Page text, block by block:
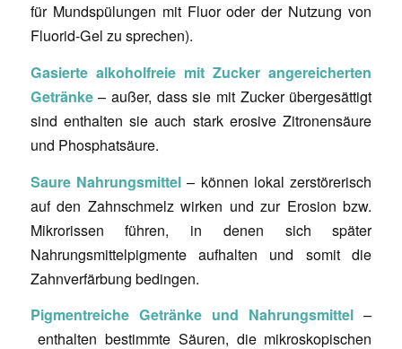
für Mundspülungen mit Fluor oder der Nutzung von
Fluorid-Gel zu sprechen).
Gasierte alkoholfreie mit Zucker angereicherten
Getränke– außer, dass sie mit Zucker übergesättigt
sind enthalten sie auch stark erosive Zitronensäure
und Phosphatsäure.
Saure Nahrungsmittel– können lokal zerstörerisch
auf den Zahnschmelz wirken und zur Erosion bzw.
Mikrorissen führen, in denen sich später
Nahrungsmittelpigmente aufhalten und somit die
Zahnverfärbung bedingen.
Pigmentreiche Getränke und Nahrungsmittel–
enthalten bestimmte Säuren, die mikroskopischen